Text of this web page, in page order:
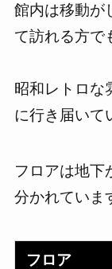
館内は移動が
て訪れる方で
昭和レトロな
に行き届いて
フロアは地下
分かれていま
フロア